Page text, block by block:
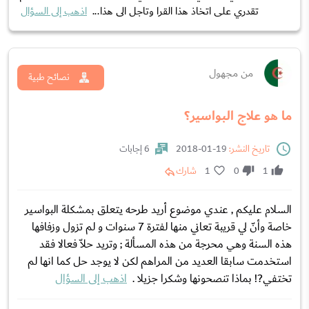
تقدري على اتخاذ هذا القرا وتاجل الى هذا... اذهب إلى السؤال
من مجهول
ما هو علاج البواسير؟
نصائح طبية
تاريخ النشر:
6 إجابات
1
0
1 شارك
السلام عليكم , عندي موضوع أريد طرحه يتعلق بمشكلة البواسير
خاصة وأنّ لي قريبة تعاني منها لفترة 7 سنوات و لم تزول وزفافها
هذه السنة وهي محرجة من هذه المسألة ; وتريد حلاّ فعالا فقد
استخدمت سابقا العديد من المراهم لكن لا يوجد حل كما انها لم
تختفي?! بماذا تنصحونها وشكرا جزيلا . اذهب إلى السؤال